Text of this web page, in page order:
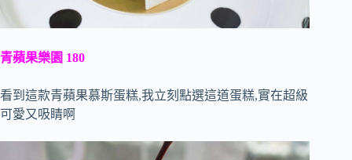
青蘋果樂園 180
看到這款青蘋果慕斯蛋糕,我立刻點選這道蛋糕,實在超級
可愛又吸睛啊